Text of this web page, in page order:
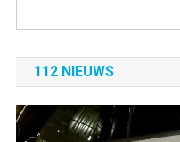
112 NIEUWS